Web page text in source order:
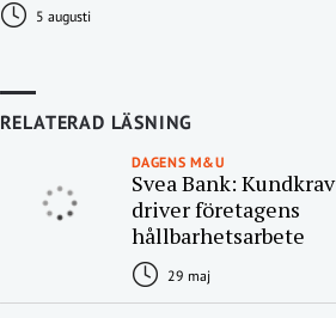
5 augusti
RELATERAD LÄSNING
DAGENS M&U
Svea Bank: Kundkrav
driver företagens
hållbarhetsarbete
29 maj